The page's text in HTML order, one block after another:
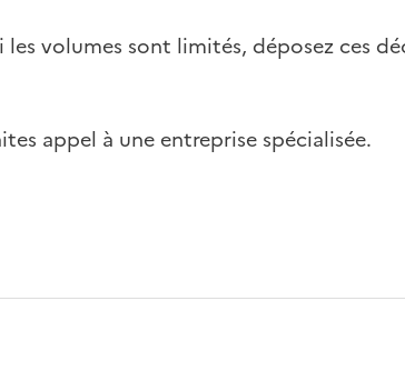
volumes sont limités, déposez ces
appel à une entreprise spécialisée.